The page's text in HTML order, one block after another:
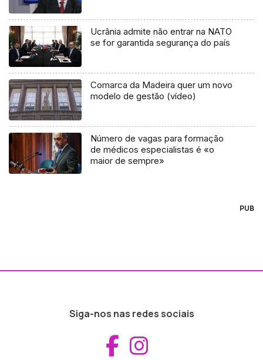
Ucrânia admite não entrar na NATO
se for garantida segurança do país
Comarca da Madeira quer um novo
modelo de gestão (vídeo)
Número de vagas para formação
de médicos especialistas é «o
maior de sempre»
PUB
Siga-nos nas redes sociais
Aceder ao